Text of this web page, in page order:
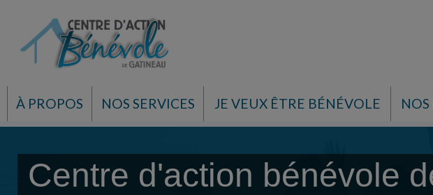
À PROPOS NOS SERVICES JE VEUX ÊTRE BÉNÉVOLE
Centre d'action bénévole